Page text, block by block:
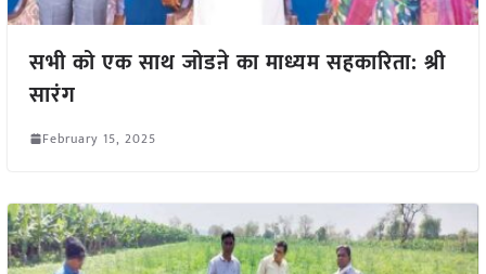
सभी को एक साथ जोडऩे का माध्यम सहकारिता: श्री
सारंग
February 15, 2025